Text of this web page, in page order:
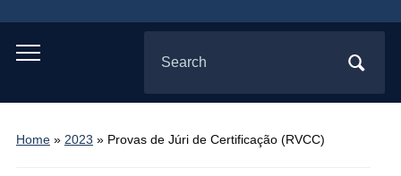
Toggle
menu
for:
Home» 2023 » Provas de Júri de Certificação (RVCC)